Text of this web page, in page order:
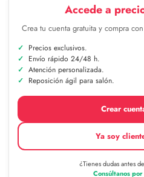
Accede a
Crea tu cuenta gratuita y compra
Precios exclusivos.
Envío rápido 24/48 h.
Atención personalizada.
Reposición ágil para salón.
Crear
Ya soy
¿Tienes dudas antes
Consúltanos